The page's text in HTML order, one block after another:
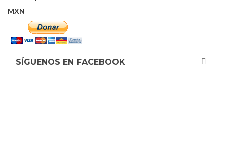
MXN
SÍGUENOS EN FACEBOOK